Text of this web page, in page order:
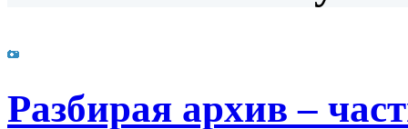
Разбирая архив –